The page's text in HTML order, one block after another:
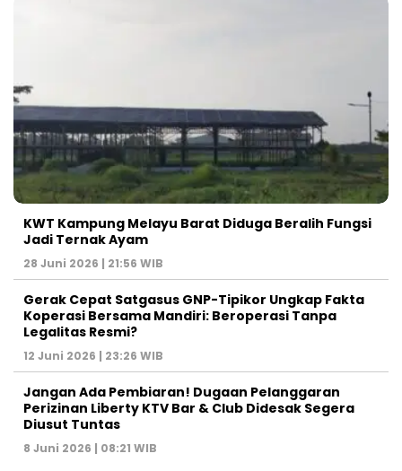
KWT Kampung Melayu Barat Diduga Beralih Fungsi
Jadi Ternak Ayam
28 Juni 2026 | 21:56 WIB
Gerak Cepat Satgasus GNP-Tipikor Ungkap Fakta
Koperasi Bersama Mandiri: Beroperasi Tanpa
Legalitas Resmi?
12 Juni 2026 | 23:26 WIB
Jangan Ada Pembiaran! Dugaan Pelanggaran
Perizinan Liberty KTV Bar & Club Didesak Segera
Diusut Tuntas
8 Juni 2026 | 08:21 WIB